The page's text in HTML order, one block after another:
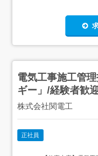
電気工事施工管
ギー」/経験者歓
株式会社関電工
正社員